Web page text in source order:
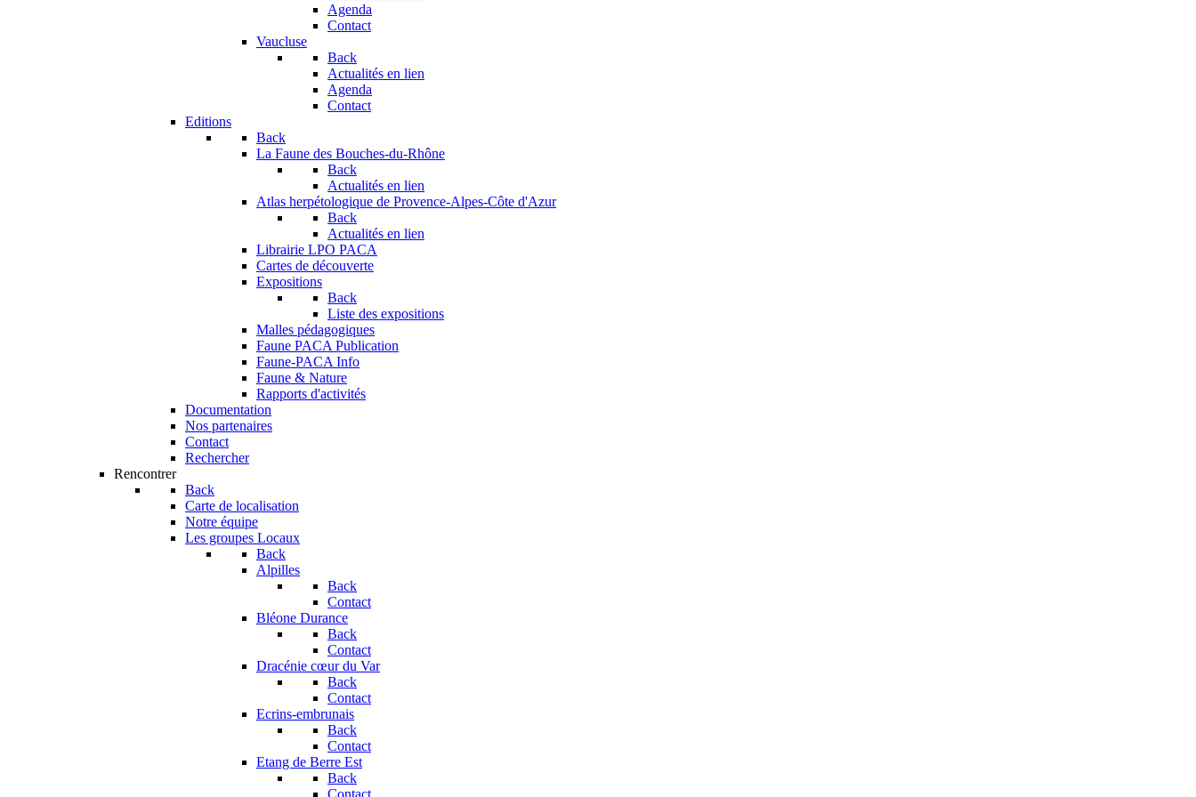
Agenda
Contact
Vaucluse
Back
Actualités en lien
Agenda
Contact
Editions
Back
La Faune des Bouches-du-Rhône
Back
Actualités en lien
Atlas herpétologique de Provence-Alpes-Côte d'Azur
Back
Actualités en lien
Librairie LPO PACA
Cartes de découverte
Expositions
Back
Liste des expositions
Malles pédagogiques
Faune PACA Publication
Faune-PACA Info
Faune & Nature
Rapports d'activités
Documentation
Nos partenaires
Contact
Rechercher
Rencontrer
Back
Carte de localisation
Notre équipe
Les groupes Locaux
Back
Alpilles
Back
Contact
Bléone Durance
Back
Contact
Dracénie cœur du Var
Back
Contact
Ecrins-embrunais
Back
Contact
Etang de Berre Est
Back
Contact